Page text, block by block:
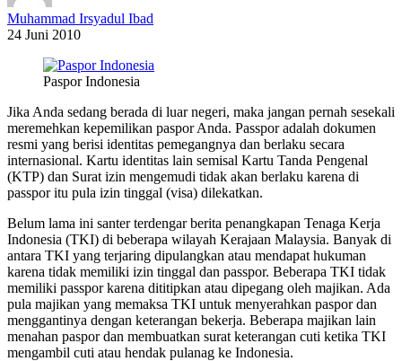
Muhammad Irsyadul Ibad
24 Juni 2010
Paspor Indonesia
Jika Anda sedang berada di luar negeri, maka jangan pernah sesekali
meremehkan kepemilikan paspor Anda. Passpor adalah dokumen
resmi yang berisi identitas pemegangnya dan berlaku secara
internasional. Kartu identitas lain semisal Kartu Tanda Pengenal
(KTP) dan Surat izin mengemudi tidak akan berlaku karena di
passpor itu pula izin tinggal (visa) dilekatkan.
Belum lama ini santer terdengar berita penangkapan Tenaga Kerja
Indonesia (TKI) di beberapa wilayah Kerajaan Malaysia. Banyak di
antara TKI yang terjaring dipulangkan atau mendapat hukuman
karena tidak memiliki izin tinggal dan passpor. Beberapa TKI tidak
memiliki passpor karena dititipkan atau dipegang oleh majikan. Ada
pula majikan yang memaksa TKI untuk menyerahkan paspor dan
menggantinya dengan keterangan bekerja. Beberapa majikan lain
menahan paspor dan membuatkan surat keterangan cuti ketika TKI
mengambil cuti atau hendak pulanag ke Indonesia.